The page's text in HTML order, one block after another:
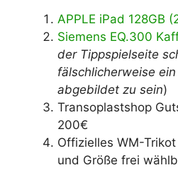
APPLE iPad 128GB
Siemens EQ.300
der Tippspielseite
fälschlicherweise
abgebildet zu sein)
Transoplastshop
200€
Offizielles WM-
und Größe frei